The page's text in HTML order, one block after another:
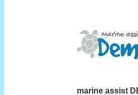
marine assist